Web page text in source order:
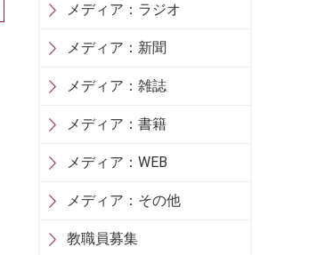
メディア：ラジオ
メディア：新聞
メディア：雑誌
メディア：書籍
メディア：WEB
メディア：その他
教職員募集